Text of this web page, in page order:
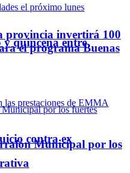
quincena entre
contra ex
provincia invertirá 100
el programa Buenas
Municipal por los